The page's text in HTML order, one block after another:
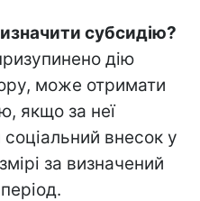
субсидію?
дію
може отримати
якщо за неї
внесок у
за визначений